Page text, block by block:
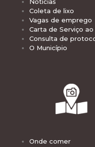
Notícias
Coleta de lixo
Vagas de emprego
Carta de Serviço ao
Consulta de
O Município
Onde comer